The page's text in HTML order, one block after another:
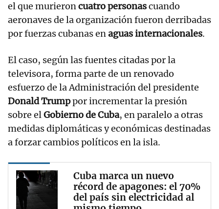
el que murieroncuatro personascuando
aeronaves de la organización fueron derribadas
por fuerzas cubanas enaguas internacionales.
El caso, según las fuentes citadas por la
televisora, forma parte de un renovado
esfuerzo de la Administración del presidente
Donald Trumppor incrementar la presión
sobre elGobierno de Cuba, en paralelo a otras
medidas diplomáticas y económicas destinadas
a forzar cambios políticos en la isla.
Cuba marca un nuevo
récord de apagones: el 70%
del país sin electricidad al